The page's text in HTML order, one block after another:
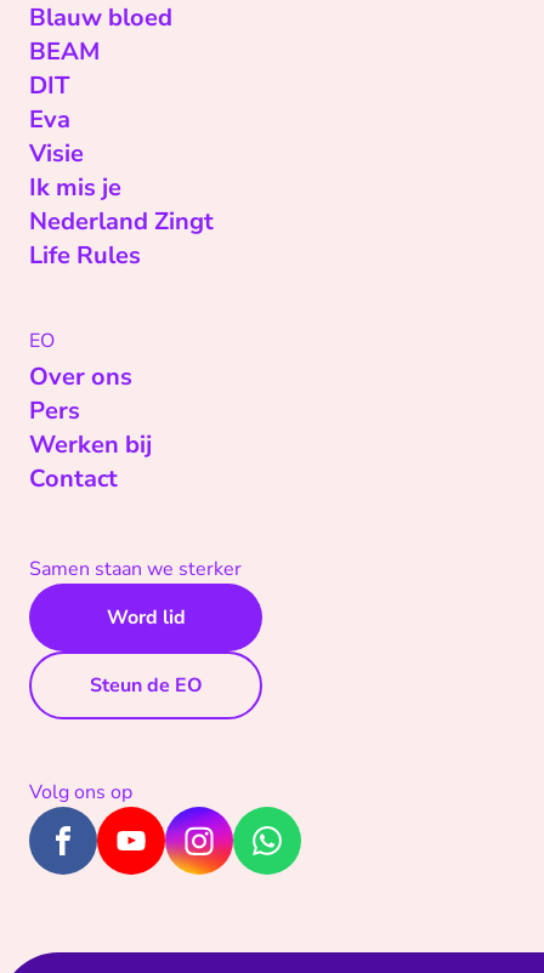
Blauw bloed
BEAM
DIT
Eva
Visie
Ik mis je
Nederland Zingt
Life Rules
EO
Over ons
Pers
Werken bij
Contact
Samen staan we sterker
Word lid
Steun de EO
Volg ons op